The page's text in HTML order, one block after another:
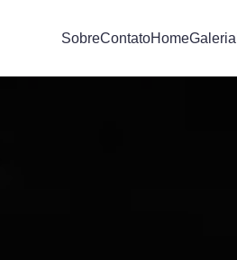
SobreContatoHomeGaleria